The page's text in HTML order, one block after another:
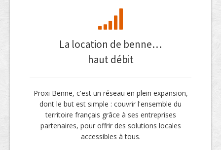
La location de benne…
haut débit
Proxi Benne, c'est un réseau en plein expansion,
dont le but est simple : couvrir l'ensemble du
territoire français grâce à ses entreprises
partenaires, pour offrir des solutions locales
accessibles à tous.